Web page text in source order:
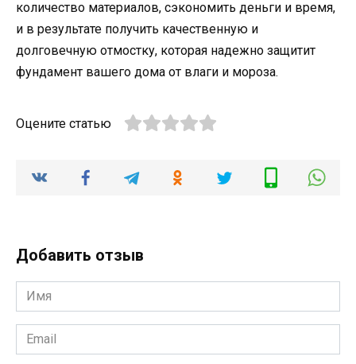
количество материалов, сэкономить деньги и время,
и в результате получить качественную и
долговечную отмостку, которая надежно защитит
фундамент вашего дома от влаги и мороза.
Оцените статью
Добавить отзыв
Имя
*
Email
*